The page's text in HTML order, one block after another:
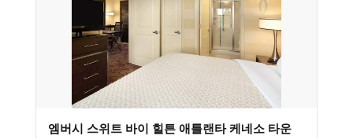
엠버시 스위트 바이 힐튼 애틀랜타 케네소 타운